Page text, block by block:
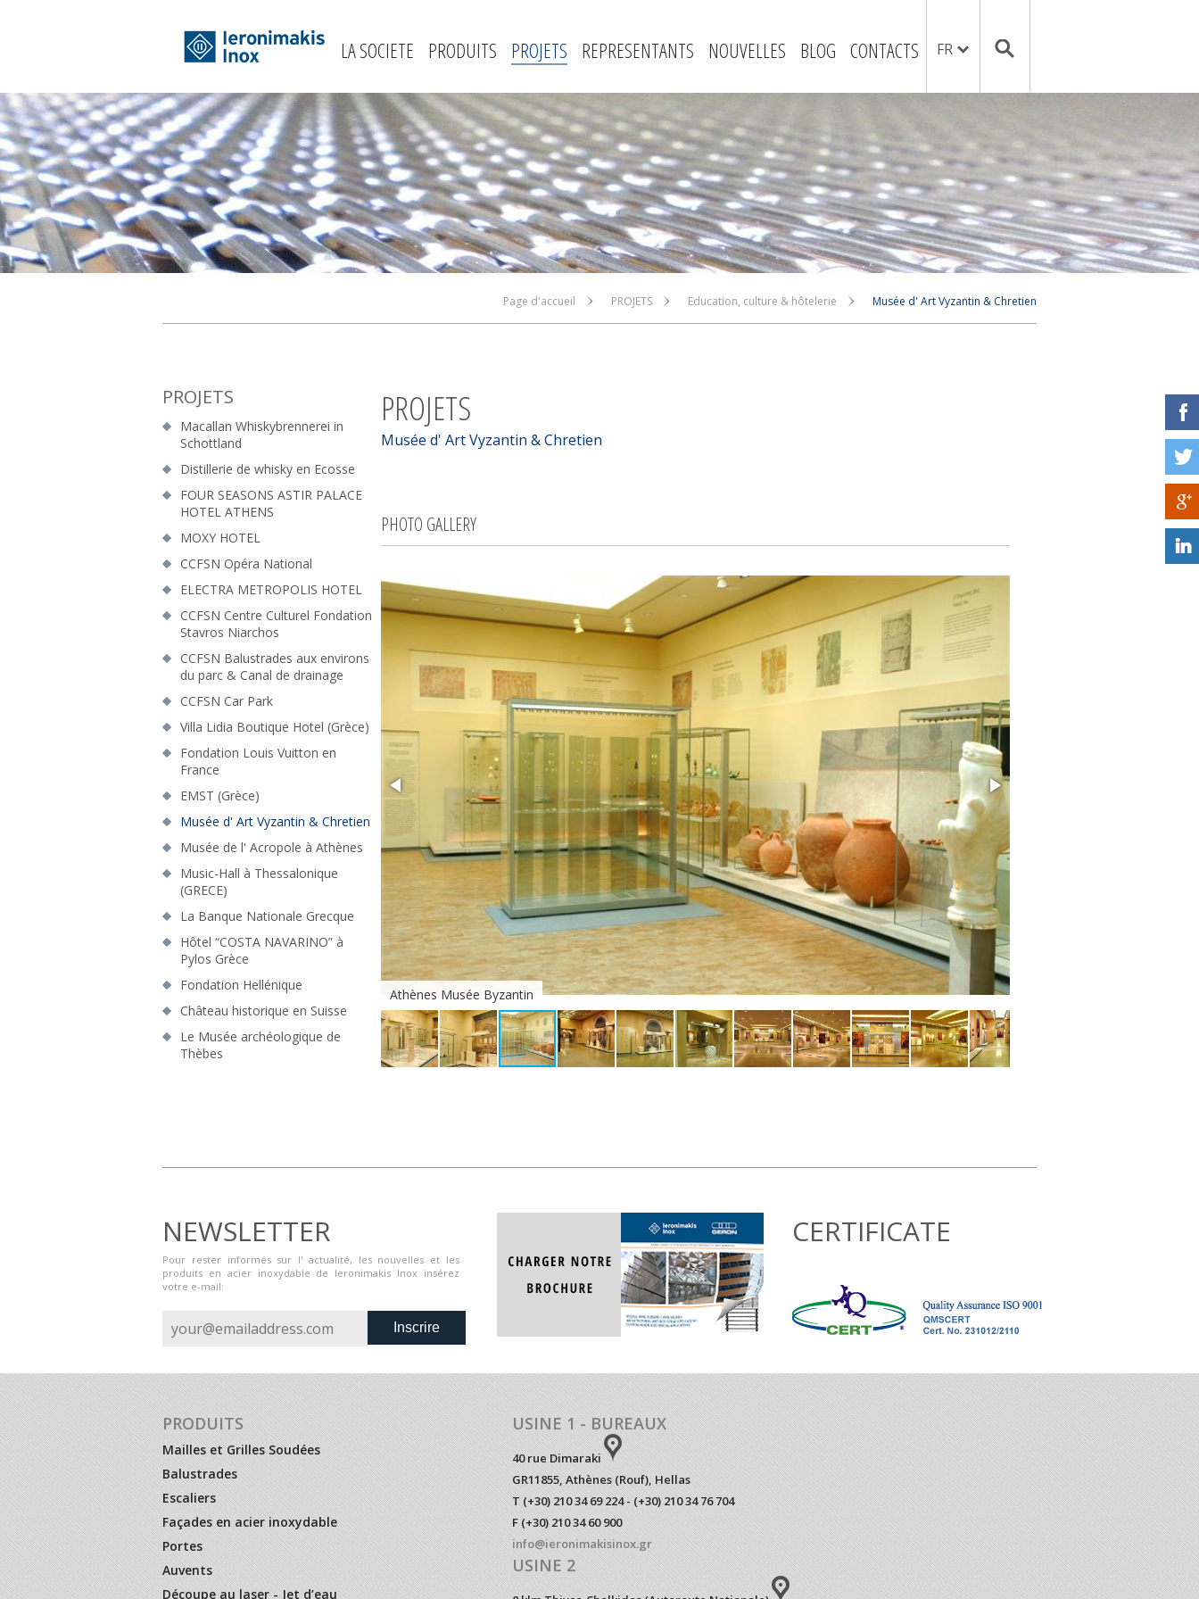
LA SOCIETE PRODUITS PROJETS REPRESENTANTS NOUVELLES BLOG CONTACTS FR
Page d'accueil PROJETS Education, culture & hôtelerie Musée d' Art Vyzantin & Chretien
PROJETS
Macallan Whiskybrennerei in
Schottland
Distillerie de whisky en Ecosse
FOUR SEASONS ASTIR PALACE
HOTEL ATHENS
MOXY HOTEL
CCFSN Opéra National
ELECTRA METROPOLIS HOTEL
CCFSN Centre Culturel Fondation
Stavros Niarchos
CCFSN Balustrades aux environs
du parc & Canal de drainage
CCFSN Car Park
Villa Lidia Boutique Hotel (Grèce)
Fondation Louis Vuitton en
France
EMST (Grèce)
Musée d' Art Vyzantin & Chretien
Musée de l' Acropole à Athènes
Music-Hall à Thessalonique
(GRECE)
La Banque Nationale Grecque
Hôtel “COSTA NAVARINO” à
Pylos Grèce
Fondation Hellénique
Château historique en Suisse
Le Musée archéologique de
Thèbes
PROJETS
Musée d' Art Vyzantin & Chretien
PHOTO GALLERY
Athènes Musée Byzantin
NEWSLETTER
Pour rester informés sur l' actualité, les nouvelles et les
produits en acier inoxydable de Ieronimakis Inox insérez
votre e-mail:
Inscrire
CERTIFICATE
PRODUITS
Mailles et Grilles Soudées
Balustrades
Escaliers
Façades en acier inoxydable
Portes
Auvents
Découpe au laser - Jet d’eau
USINE 1 - BUREAUX
40 rue Dimaraki
GR11855, Athènes (Rouf), Hellas
T (+30) 210 34 69 224 - (+30) 210 34 76 704
F (+30) 210 34 60 900
info@ieronimakisinox.gr
USINE 2